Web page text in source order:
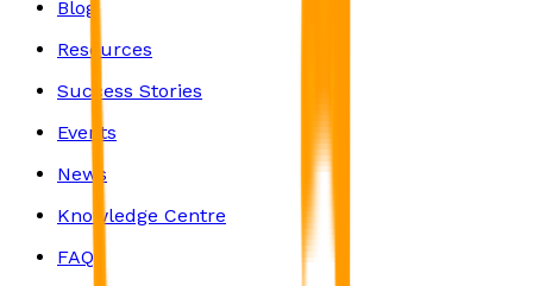
Blog
Resources
Success Stories
Events
News
Knowledge Centre
FAQs